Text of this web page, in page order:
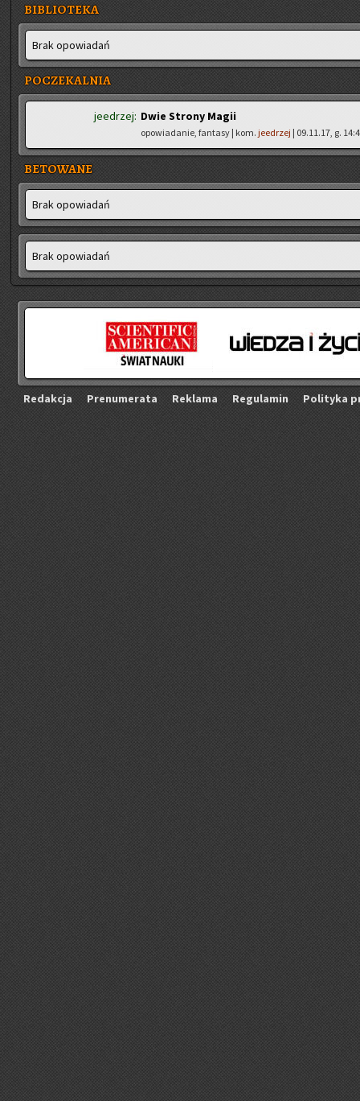
BIBLIOTEKA
Brak opo­wia­dań
POCZEKALNIA
jeedrzej: Dwie Strony Magii
opowiadanie, fantasy | kom. jeedrzej | 09.11.17, g.
BETOWANE
Brak opo­wia­dań
Brak opo­wia­dań
Re­dak­cja Pre­nu­me­ra­ta Re­kla­ma Re­gu­la­min Po­li­ty­ka